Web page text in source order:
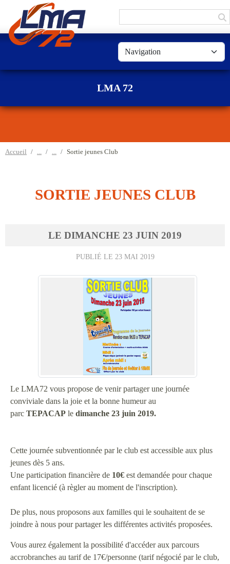
LMA 72
Accueil Sortie jeunes Club
SORTIE JEUNES CLUB
LE DIMANCHE 23 JUIN 2019
PUBLIÉ LE 23 MAI 2019
Le LMA72 vous propose de venir partager une journée
conviviale dans la joie et la bonne humeur au
parc TEPACAP le dimanche 23 juin 2019.
Cette journée subventionnée par le club est accessible aux plus
jeunes dès 5 ans.
Une participation financière de 10€ est demandée pour chaque
enfant licencié (à règler au moment de l'inscription).
De plus, nous proposons aux familles qui le souhaitent de se
joindre à nous pour partager les différentes activités proposées.
Vous aurez également la possibilité d'accéder aux parcours
accrobranches au tarif de 17€/personne (tarif négocié par le club,
Panneau de gestion des cookies